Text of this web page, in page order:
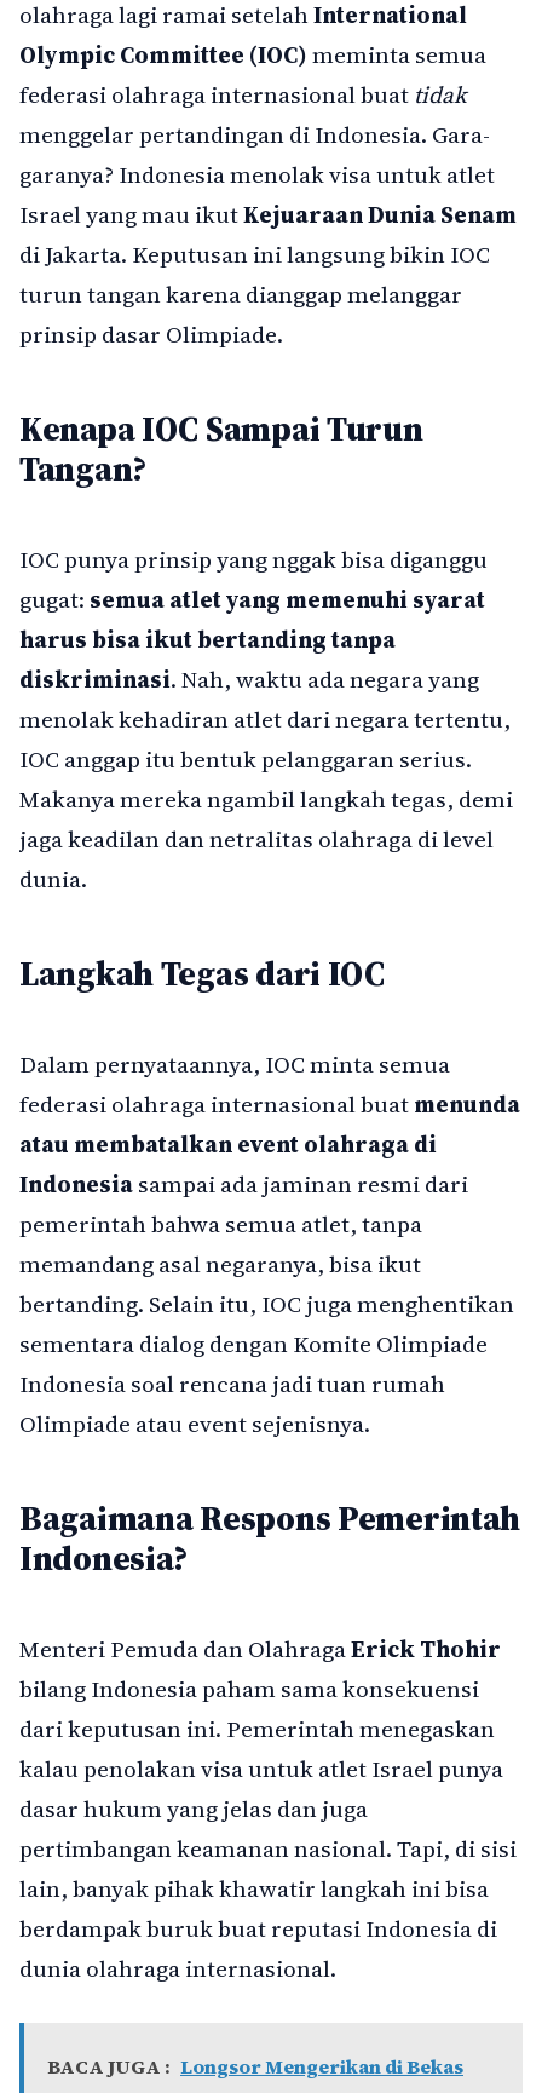
olahraga lagi ramai setelahInternational
Olympic Committee (IOC)meminta semua
federasi olahraga internasional buat tidak
menggelar pertandingan di Indonesia. Gara-
garanya? Indonesia menolak visa untuk atlet
Israel yang mau ikutKejuaraan Dunia Senam
di Jakarta. Keputusan ini langsung bikin IOC
turun tangan karena dianggap melanggar
prinsip dasar Olimpiade.
Kenapa IOC Sampai Turun
Tangan?
IOC punya prinsip yang nggak bisa diganggu
gugat: semua atlet yang memenuhi syarat
harus bisa ikut bertanding tanpa
diskriminasi. Nah, waktu ada negara yang
menolak kehadiran atlet dari negara tertentu,
IOC anggap itu bentuk pelanggaran serius.
Makanya mereka ngambil langkah tegas, demi
jaga keadilan dan netralitas olahraga di level
dunia.
Langkah Tegas dari IOC
Dalam pernyataannya, IOC minta semua
federasi olahraga internasional buatmenunda
atau membatalkan event olahraga di
Indonesiasampai ada jaminan resmi dari
pemerintah bahwa semua atlet, tanpa
memandang asal negaranya, bisa ikut
bertanding. Selain itu, IOC juga menghentikan
sementara dialog dengan Komite Olimpiade
Indonesia soal rencana jadi tuan rumah
Olimpiade atau event sejenisnya.
Bagaimana Respons Pemerintah
Indonesia?
Menteri Pemuda dan OlahragaErick Thohir
bilang Indonesia paham sama konsekuensi
dari keputusan ini. Pemerintah menegaskan
kalau penolakan visa untuk atlet Israel punya
dasar hukum yang jelas dan juga
pertimbangan keamanan nasional. Tapi, di sisi
lain, banyak pihak khawatir langkah ini bisa
berdampak buruk buat reputasi Indonesia di
dunia olahraga internasional.
BACA JUGA : Longsor Mengerikan di Bekas